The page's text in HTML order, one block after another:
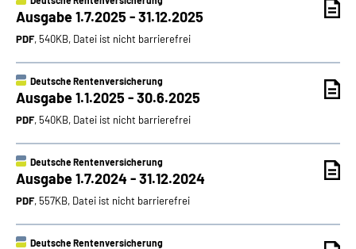
Ausgabe 1.7.2025 - 31.12.2025
PDF, 540KB, Datei ist nicht barrierefrei
Deutsche Rentenversicherung
Ausgabe 1.1.2025 - 30.6.2025
PDF, 540KB, Datei ist nicht barrierefrei
Deutsche Rentenversicherung
Ausgabe 1.7.2024 - 31.12.2024
PDF, 557KB, Datei ist nicht barrierefrei
Deutsche Rentenversicherung